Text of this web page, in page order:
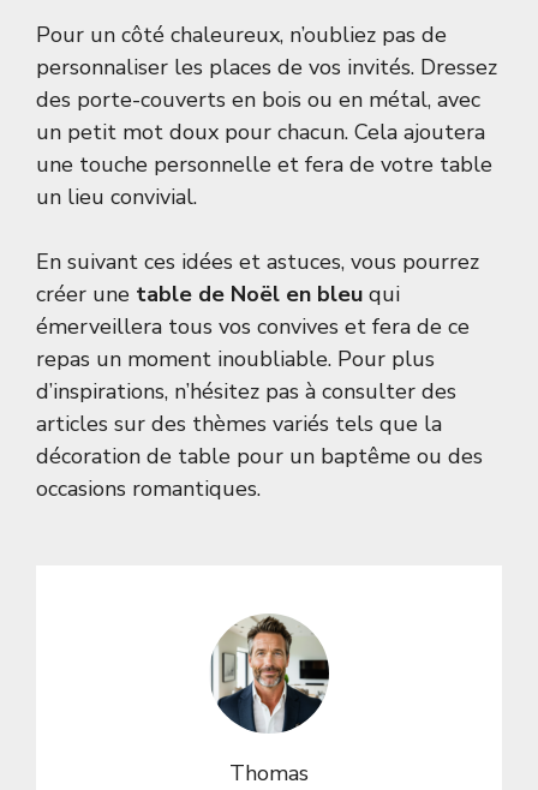
Pour un côté chaleureux, n’oubliez pas de
personnaliser les places de vos invités. Dressez
des porte-couverts en bois ou en métal, avec
un petit mot doux pour chacun. Cela ajoutera
une touche personnelle et fera de votre table
un lieu convivial.
En suivant ces idées et astuces, vous pourrez
créer une table de Noël en bleu qui
émerveillera tous vos convives et fera de ce
repas un moment inoubliable. Pour plus
d’inspirations, n’hésitez pas à consulter des
articles sur des thèmes variés tels que la
décoration de table pour un baptême ou des
occasions romantiques.
Thomas